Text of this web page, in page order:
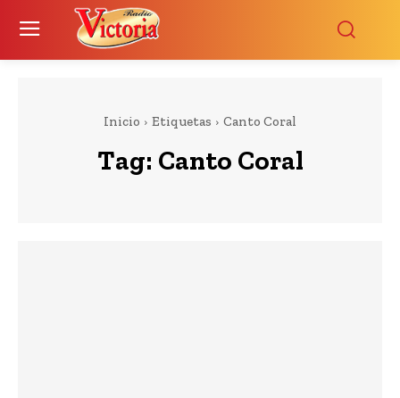
Inicio Etiquetas Canto Coral
Tag: Canto Coral